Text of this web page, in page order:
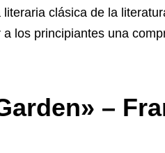
clásica de la
los principiantes una
–